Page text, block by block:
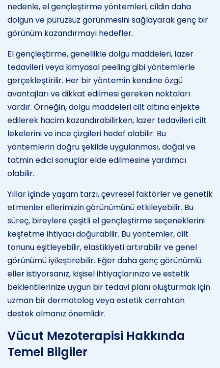
nedenle, el gençleştirme yöntemleri, cildin daha
dolgun ve pürüzsüz görünmesini sağlayarak genç bir
görünüm kazandırmayı hedefler.
El gençleştirme, genellikle dolgu maddeleri, lazer
tedavileri veya kimyasal peeling gibi yöntemlerle
gerçekleştirilir. Her bir yöntemin kendine özgü
avantajları ve dikkat edilmesi gereken noktaları
vardır. Örneğin, dolgu maddeleri cilt altına enjekte
edilerek hacim kazandırabilirken, lazer tedavileri cilt
lekelerini ve ince çizgileri hedef alabilir. Bu
yöntemlerin doğru şekilde uygulanması, doğal ve
tatmin edici sonuçlar elde edilmesine yardımcı
olabilir.
Yıllar içinde yaşam tarzı, çevresel faktörler ve genetik
etmenler ellerimizin görünümünü etkileyebilir. Bu
süreç, bireylere çeşitli el gençleştirme seçeneklerini
keşfetme ihtiyacı doğurabilir. Bu yöntemler, cilt
tonunu eşitleyebilir, elastikiyeti artırabilir ve genel
görünümü iyileştirebilir. Eğer daha genç görünümlü
eller istiyorsanız, kişisel ihtiyaçlarınıza ve estetik
beklentilerinize uygun bir tedavi planı oluşturmak için
uzman bir dermatolog veya estetik cerrahtan
destek almanız önemlidir.
Vücut Mezoterapisi Hakkında
Temel Bilgiler